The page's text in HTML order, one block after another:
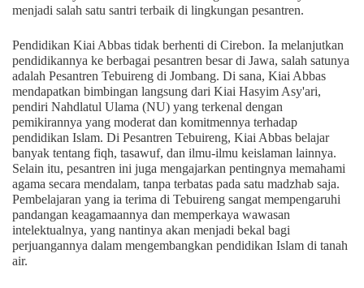
menjadi salah satu santri terbaik di lingkungan pesantren.
Pendidikan Kiai Abbas tidak berhenti di Cirebon. Ia melanjutkan
pendidikannya ke berbagai pesantren besar di Jawa, salah satunya
adalah Pesantren Tebuireng di Jombang. Di sana, Kiai Abbas
mendapatkan bimbingan langsung dari Kiai Hasyim Asy'ari,
pendiri Nahdlatul Ulama (NU) yang terkenal dengan
pemikirannya yang moderat dan komitmennya terhadap
pendidikan Islam. Di Pesantren Tebuireng, Kiai Abbas belajar
banyak tentang fiqh, tasawuf, dan ilmu-ilmu keislaman lainnya.
Selain itu, pesantren ini juga mengajarkan pentingnya memahami
agama secara mendalam, tanpa terbatas pada satu madzhab saja.
Pembelajaran yang ia terima di Tebuireng sangat mempengaruhi
pandangan keagamaannya dan memperkaya wawasan
intelektualnya, yang nantinya akan menjadi bekal bagi
perjuangannya dalam mengembangkan pendidikan Islam di tanah
air.